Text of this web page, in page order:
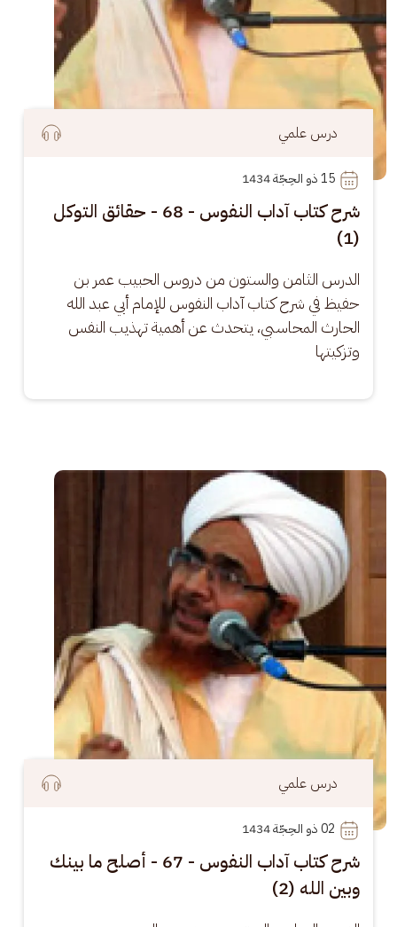
درس علمي
15
شرح كتاب آداب النفوس - 68 - حقائق التوكل
(1)
الدرس الثامن والستون من دروس الحبيب عمر بن
حفيظ في شرح كتاب آداب النفوس للإمام أبي عبد الله
الحارث المحاسبي، يتحدث عن أهمية تهذيب النفس
وتزكيتها
الصورة
درس علمي
02
شرح كتاب آداب النفوس - 67 - أصلح ما بينك
وبين الله (2)